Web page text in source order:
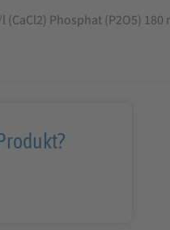
Phosphat (P2O5)